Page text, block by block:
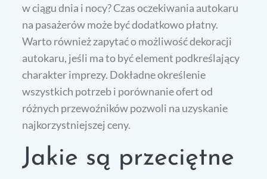
w ciągu dnia i nocy? Czas oczekiwania autokaru
na pasażerów może być dodatkowo płatny.
Warto również zapytać o możliwość dekoracji
autokaru, jeśli ma to być element podkreślający
charakter imprezy. Dokładne określenie
wszystkich potrzeb i porównanie ofert od
różnych przewoźników pozwoli na uzyskanie
najkorzystniejszej ceny.
Jakie są przeciętne